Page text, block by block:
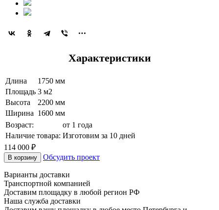
Характеристики
Длина
1750 мм
Площадь 3 м2
Высота
2200 мм
Ширина 1600 мм
Возраст:
от 1 года
Наличие товара: Изготовим за 10 дней
114 000 ₽
В корзину Обсудить проект
Варианты доставки
Транспортной компанией
Доставим площадку в любой регион РФ
Наша служба доставки